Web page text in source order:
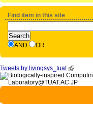
Find item in this site
AND OR
Tweets by livingsys_tuat